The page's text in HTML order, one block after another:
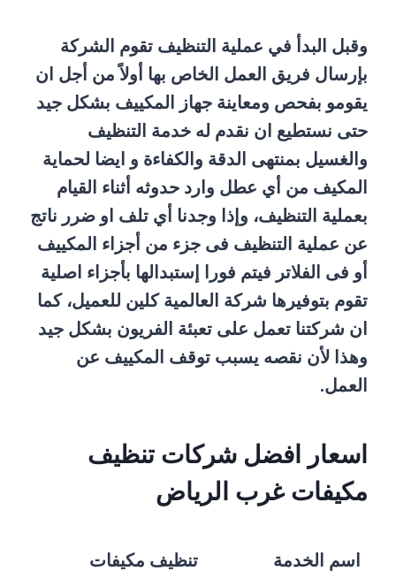
وقبل البدأ في عملية التنظيف تقوم الشركة
بإرسال فريق العمل الخاص بها أولاً من أجل ان
يقومو بفحص ومعاينة جهاز المكييف بشكل جيد
حتى نستطيع ان نقدم له خدمة التنظيف
والغسيل بمنتهى الدقة والكفاءة و ايضا لحماية
المكيف من أي عطل وارد حدوثه أثناء القيام
بعملية التنظيف، وإذا وجدنا أي تلف او ضرر ناتج
عن عملية التنظيف فى جزء من أجزاء المكييف
أو فى الفلاتر فيتم فورا إستبدالها بأجزاء اصلية
تقوم بتوفيرها شركة العالمية كلين للعميل، كما
ان شركتنا تعمل على تعبئة الفريون بشكل جيد
وهذا لأن نقصه يسبب توقف المكييف عن
العمل.
اسعار افضل شركات تنظيف
مكيفات غرب الرياض
اسم الخدمة
تنظيف مكيفات